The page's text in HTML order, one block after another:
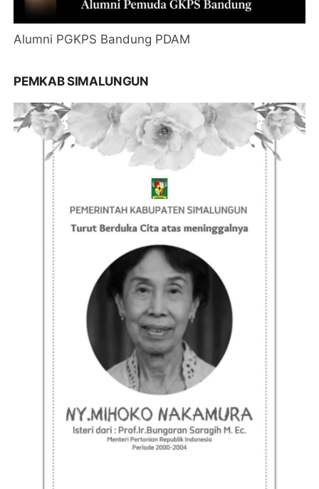
Alumni PGKPS Bandung PDAM
PEMKAB SIMALUNGUN